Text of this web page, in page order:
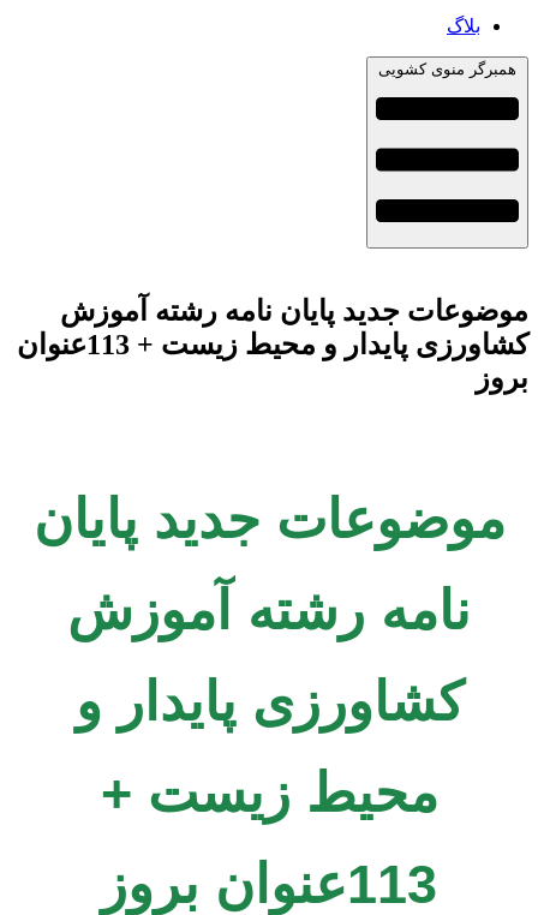
بلاگ
همبرگر منوی کشویی
موضوعات جدید پایان نامه رشته آموزش
کشاورزی پایدار و محیط زیست + 113عنوان
بروز
موضوعات جدید پایان
نامه رشته آموزش
کشاورزی پایدار و
محیط زیست +
113عنوان بروز